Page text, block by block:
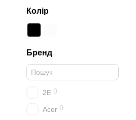
Колір
Бренд
2E 0
Acer 0